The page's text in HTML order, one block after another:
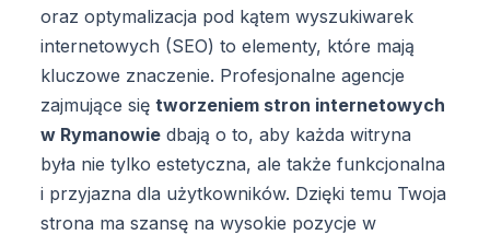
oraz optymalizacja pod kątem wyszukiwarek
internetowych (SEO) to elementy, które mają
kluczowe znaczenie. Profesjonalne agencje
zajmujące siętworzeniem stron internetowych
w Rymanowie dbają o to, aby każda witryna
była nie tylko estetyczna, ale także funkcjonalna
i przyjazna dla użytkowników. Dzięki temu Twoja
strona ma szansę na wysokie pozycje w